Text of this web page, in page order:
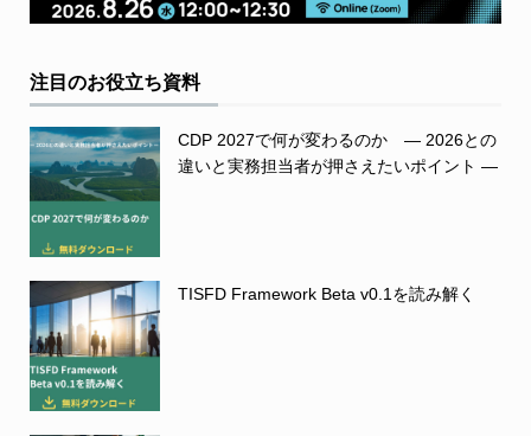
注目のお役立ち資料
CDP 2027で何が変わるのか ― 2026との
違いと実務担当者が押さえたいポイント ―
TISFD Framework Beta v0.1を読み解く